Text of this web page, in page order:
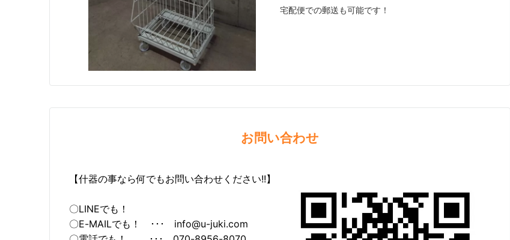
宅配便での郵送も可能です！
お問い合わせ
【什器の事なら何でもお問い合わせください!!】
〇LINEでも！
〇E-MAILでも！ ･･･ info@u-juki.com